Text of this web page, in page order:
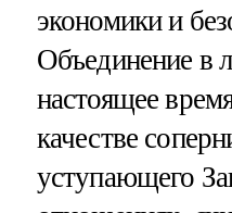
экономики и
Объединение в
настоящее
качестве
уступающего